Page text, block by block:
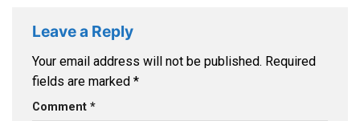
Leave a Reply
Your email address will not be published. Required
fields are marked *
Comment *